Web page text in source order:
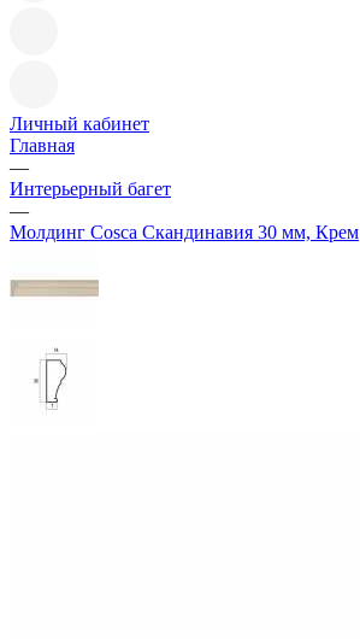
Личный кабинет
Главная
—
Интерьерный багет
—
Молдинг Cosca Скандинавия 30 мм, Крем